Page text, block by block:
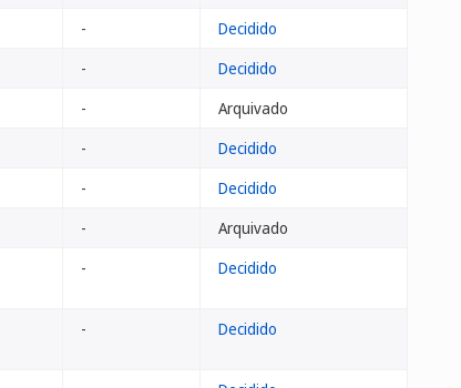
-
Decidido
-
Decidido
-
Arquivado
-
Decidido
-
Decidido
-
Arquivado
- Decidido
- Decidido